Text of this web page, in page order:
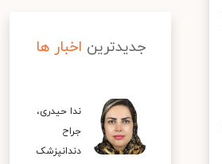
جدیدترین اخبار ها
ندا حیدری،
جراح
دندانپزشک